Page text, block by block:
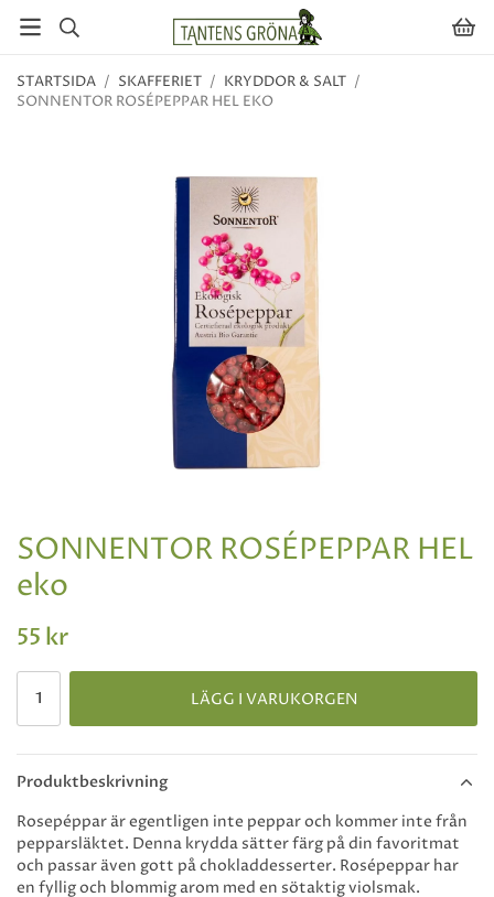
STARTSIDA / SKAFFERIET / KRYDDOR & SALT /
SONNENTOR ROSÉPEPPAR HEL EKO
SONNENTOR ROSÉPEPPAR HEL
eko
55 kr
LÄGG I VARUKORGEN
Produktbeskrivning
Rosepéppar är egentligen inte peppar och kommer inte från
pepparsläktet. Denna krydda sätter färg på din favoritmat
och passar även gott på chokladdesserter. Rosépeppar har
en fyllig och blommig arom med en sötaktig violsmak.